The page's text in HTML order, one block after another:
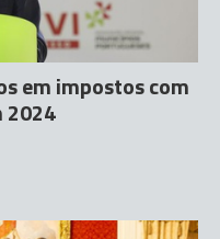
em impostos com
2024